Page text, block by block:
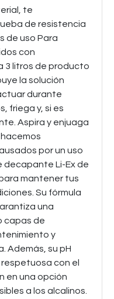
te
de resistencia
de uso Para
con
3 litros de producto
la solución
durante
friega y, si es
Aspira y enjuaga
hacemos
por un uso
decapante Li-Ex de
mantener tus
Su fórmula
una
capas de
y
Además, su pH
con el
en una opción
a los alcalinos.